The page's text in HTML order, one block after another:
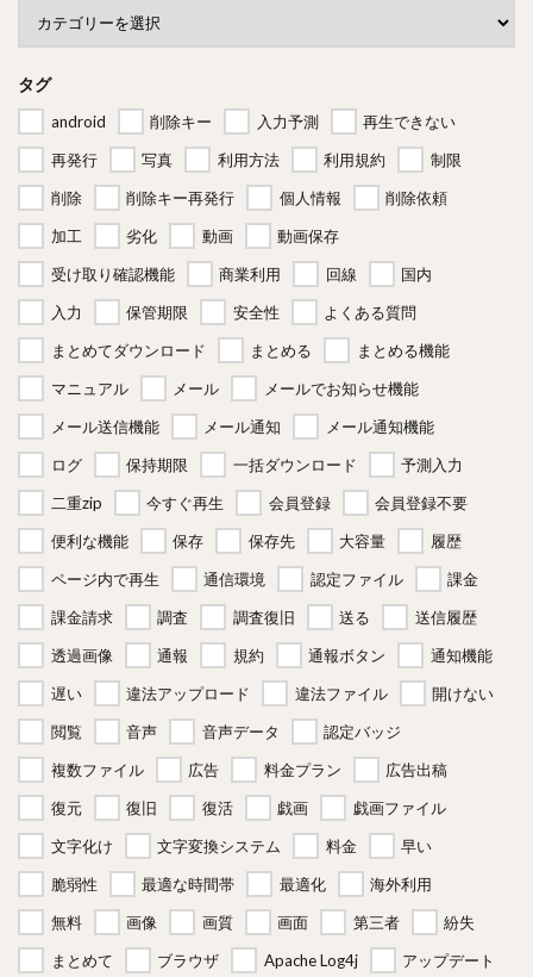
タグ
android 削除キー 入力予測
再生できない
再発行
写真 利用方法 利用規約
制限
削除
削除キー再発行 個人情報
削除依頼
加工
劣化 動画
動画保存
受け取り確認機能
商業利用 回線
国内
入力
保管期限 安全性
よくある質問
まとめてダウンロード
まとめる
まとめる機能
マニュアル
メール
メールでお知らせ機能
メール送信機能
メール通知
メール通知機能
ログ
保持期限 一括ダウンロード
予測入力
二重zip
今すぐ再生 会員登録
会員登録不要
便利な機能
保存 保存先 大容量
履歴
ページ内で再生
通信環境 認定ファイル
課金
課金請求
調査 調査復旧 送る
送信履歴
透過画像
通報 規約 通報ボタン
通知機能
遅い
違法アップロード 違法ファイル
開けない
閲覧
音声 音声データ
認定バッジ
複数ファイル
広告 料金プラン
広告出稿
復元
復旧 復活 戯画
戯画ファイル
文字化け
文字変換システム 料金
早い
脆弱性
最適な時間帯 最適化
海外利用
無料
画像 画質 画面 第三者
紛失
まとめて
ブラウザ Apache Log4j
アップデート